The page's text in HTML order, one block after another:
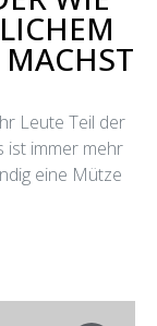
MACHST
Leute Teil der
ist immer mehr
eine Mütze